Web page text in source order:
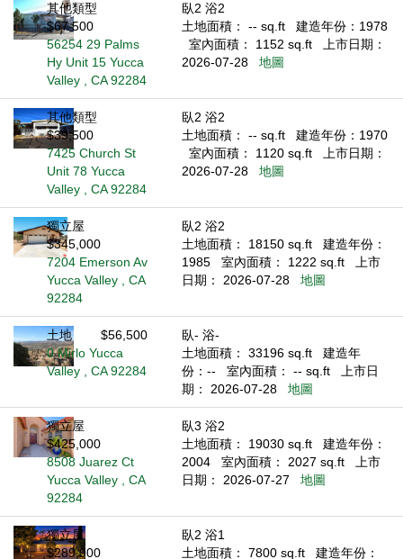
其他類型
$67,500
56254 29 Palms
Hy Unit 15 Yucca
Valley , CA 92284
臥2 浴2
土地面積： -- sq.ft
建造年份：1978
室內面積： 1152 sq.ft
上市日期：
2026-07-28
地圖
其他類型
$39,500
7425 Church St
Unit 78 Yucca
Valley , CA 92284
臥2 浴2
土地面積： -- sq.ft
建造年份：1970
室內面積： 1120 sq.ft
上市日期：
2026-07-28
地圖
獨立屋
$345,000
7204 Emerson Av
Yucca Valley , CA
92284
臥2 浴2
土地面積： 18150 sq.ft
建造年份：
1985
室內面積： 1222 sq.ft
上市
日期： 2026-07-28
地圖
土地
$56,500
0 Mirlo Yucca
Valley , CA 92284
臥- 浴-
土地面積： 33196 sq.ft
建造年
份：--
室內面積： -- sq.ft
上市日
期： 2026-07-28
地圖
獨立屋
$425,000
8508 Juarez Ct
Yucca Valley , CA
92284
臥3 浴2
土地面積： 19030 sq.ft
建造年份：
2004
室內面積： 2027 sq.ft
上市
日期： 2026-07-27
地圖
獨立屋
$289,900
臥2 浴1
土地面積： 7800 sq.ft
建造年份：